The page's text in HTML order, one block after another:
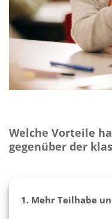
Welche Vorteile
gegenüber der
1. Mehr Teilhabe